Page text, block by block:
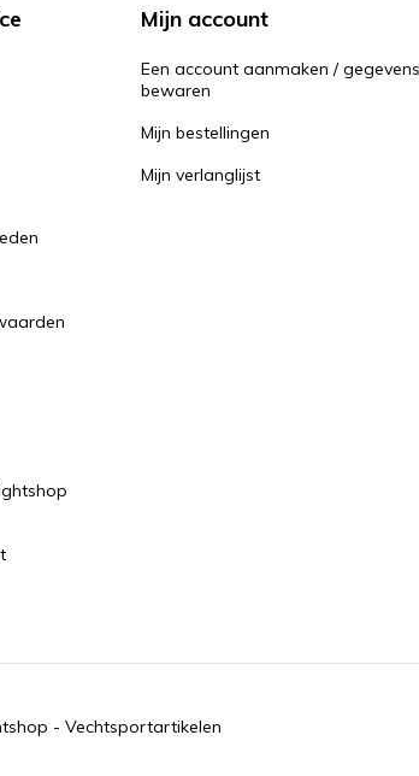
Mijn account
Een account aanmaken / gegevens
bewaren
Mijn bestellingen
Mijn verlanglijst
- Vechtsportartikelen